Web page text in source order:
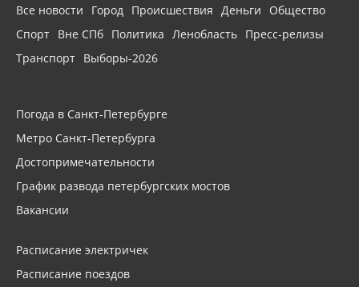
Все новости Город Происшествия Деньги
Общество
Спорт Вне СПб Политика Ленобласть Пресс-релизы
Транспорт Выборы-2026
Погода в Санкт-Петербурге
Метро Санкт-Петербурга
Достопримечательности
График развода петербургских мостов
Вакансии
Расписание электричек
Расписание поездов